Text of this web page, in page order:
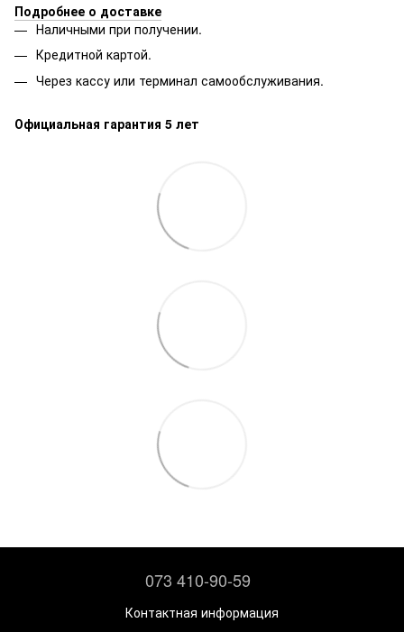
Подробнее о доставке
Наличными при получении.
Кредитной картой.
Через кассу или терминал самообслуживания.
Официальная гарантия 5 лет
073 410-90-59
Контактная информация